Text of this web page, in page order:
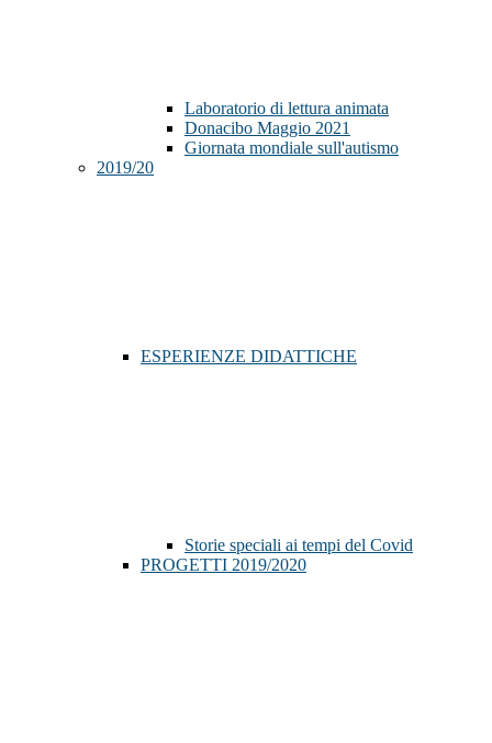
Laboratorio di lettura animata
Donacibo Maggio 2021
Giornata mondiale sull'autismo
2019/20
ESPERIENZE DIDATTICHE
Storie speciali ai tempi del Covid
PROGETTI 2019/2020